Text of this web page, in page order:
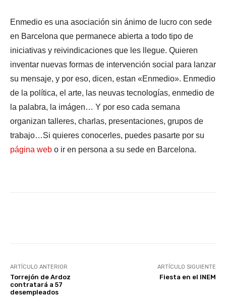
Enmedio es una asociación sin ánimo de lucro con sede
en Barcelona que permanece abierta a todo tipo de
iniciativas y reivindicaciones que les llegue. Quieren
inventar nuevas formas de intervención social para lanzar
su mensaje, y por eso, dicen, estan «Enmedio». Enmedio
de la política, el arte, las neuvas tecnologías, enmedio de
la palabra, la imágen… Y por eso cada semana
organizan talleres, charlas, presentaciones, grupos de
trabajo…Si quieres conocerles, puedes pasarte por su
página web o ir en persona a su sede en Barcelona.
ARTÍCULO ANTERIOR
Torrejón de Ardoz
contratará a 57
desempleados
ARTÍCULO SIGUIENTE
Fiesta en el INEM